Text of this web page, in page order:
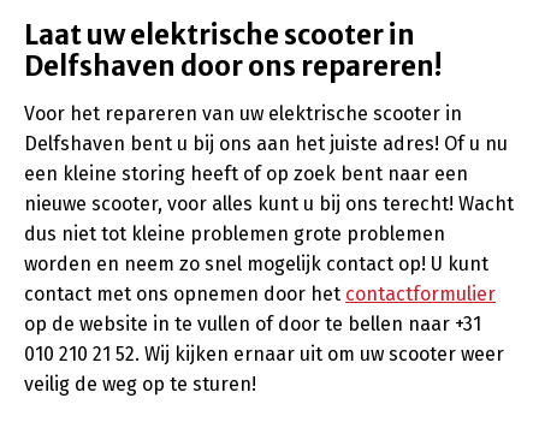
Laat uw elektrische scooter in
Delfshaven door ons repareren!
Voor het repareren van uw elektrische scooter in
Delfshaven bent u bij ons aan het juiste adres! Of u nu
een kleine storing heeft of op zoek bent naar een
nieuwe scooter, voor alles kunt u bij ons terecht! Wacht
dus niet tot kleine problemen grote problemen
worden en neem zo snel mogelijk contact op! U kunt
contact met ons opnemen door het contactformulier
op de website in te vullen of door te bellen naar +31
010 210 21 52. Wij kijken ernaar uit om uw scooter weer
veilig de weg op te sturen!